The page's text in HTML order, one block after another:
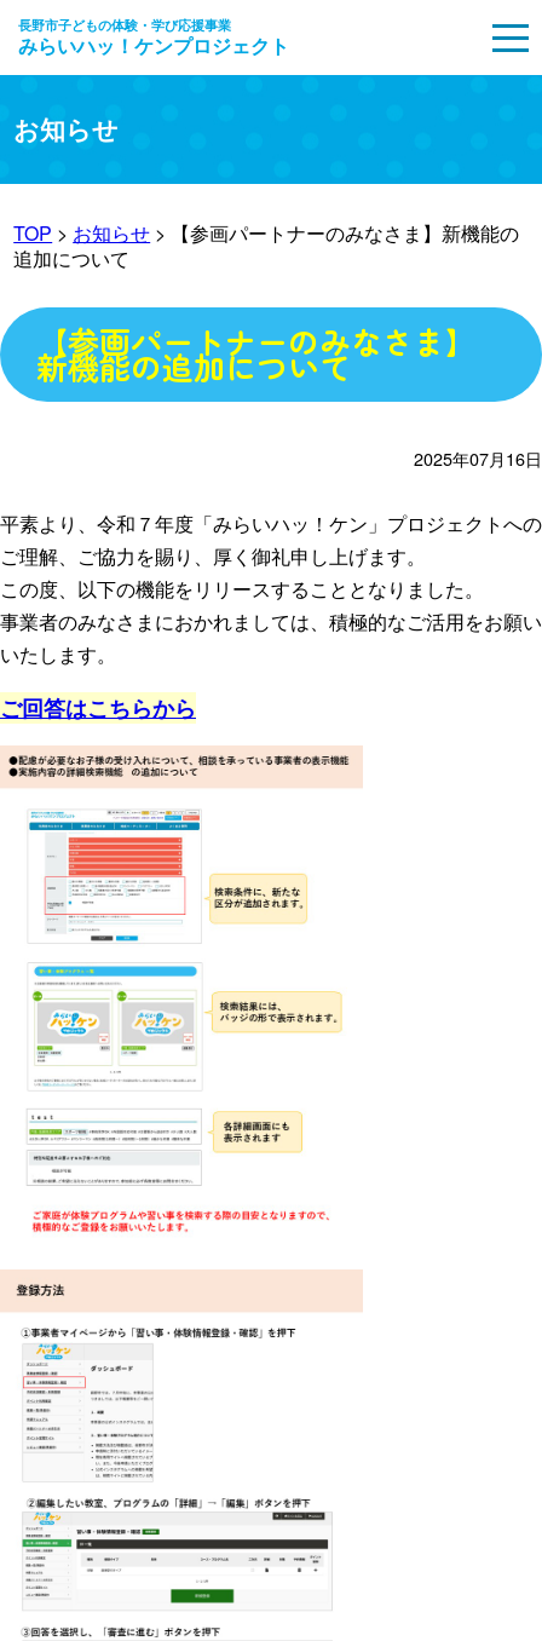
長野市子どもの体験・学び応援事業
みらいハッ！ケンプロジェクト
お知らせ
TOP > お知らせ > 【参画パートナーのみなさま】新機能の
追加について
【参画パートナーのみなさま】
新機能の追加について
2025年07月16日
平素より、令和７年度「みらいハッ！ケン」プロジェクトへの
ご理解、ご協力を賜り、厚く御礼申し上げます。
この度、以下の機能をリリースすることとなりました。
事業者のみなさまにおかれましては、積極的なご活用をお願い
いたします。
ご回答はこちらから